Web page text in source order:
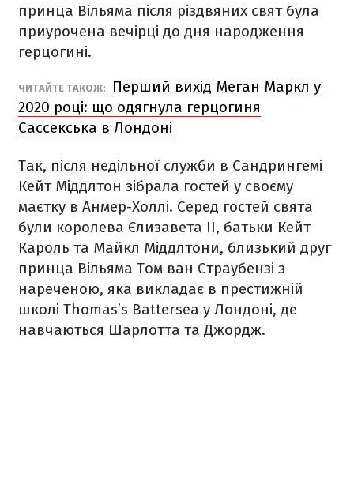
принца Вільяма після різдвяних свят була
приурочена вечірці до дня народження
герцогині.
ЧИТАЙТЕ ТАКОЖ:
Перший вихід Меган Маркл у
2020 році: що одягнула герцогиня
Сассекська в Лондоні
Так, після недільної служби в Сандрингемі
Кейт Міддлтон зібрала гостей у своєму
маєтку в Анмер-Холлі. Серед гостей свята
були королева Єлизавета ІІ, батьки Кейт
Кароль та Майкл Міддлтони, близький друг
принца Вільяма Том ван Страубензі з
нареченою, яка викладає в престижній
школі Thomas’s Battersea у Лондоні, де
навчаються Шарлотта та Джордж.